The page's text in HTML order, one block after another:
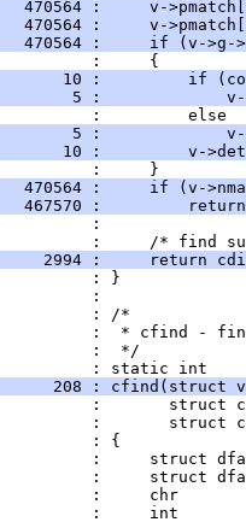
470564 :     v-
470564 :     v-
470564 :     if (v->g-
:     {
10 :         if
5 :
:         else
5 :
10 :         v-
:     }
470564 :     if (v-
467570 :
:
:     /* find
2994 :     return
: }
:
: /*
:  * cfind -
:  */
: static int
208 : cfind(struct
:       struct
:       struct
: {
:     struct
:     struct
:     chr
:     int